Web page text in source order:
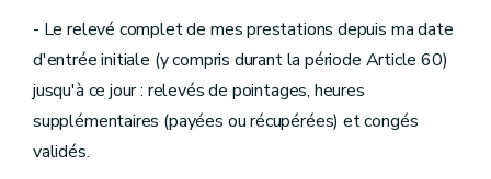
- Le relevé complet de mes prestations depuis ma date
d'entrée initiale (y compris durant la période Article 60)
jusqu'à ce jour : relevés de pointages, heures
supplémentaires (payées ou récupérées) et congés
validés.